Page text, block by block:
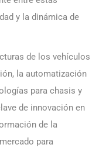
y la dinámica de
de los vehículos
la automatización
para chasis y
de innovación en
de la
para